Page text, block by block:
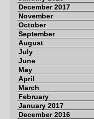
December 2017
November
October
September
August
July
June
May
April
March
February
January 2017
December 2016